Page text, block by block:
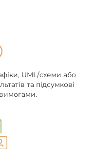
UML/схеми або
та підсумкові